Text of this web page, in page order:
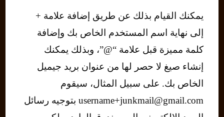
يمكنك القيام بذلك عن طريق إضافة علامة +
إلى نهاية اسم المستخدم الخاص بك وإضافة
كلمة مميزة قبل علامة “@”، وبذلك يمكنك
إنشاء صيغ لا حصر لها من عنوان بريد جيميل
الخاص بك. على سبيل المثال، سيقوم
username+junkmail@gmail.com بتوجيه رسائل